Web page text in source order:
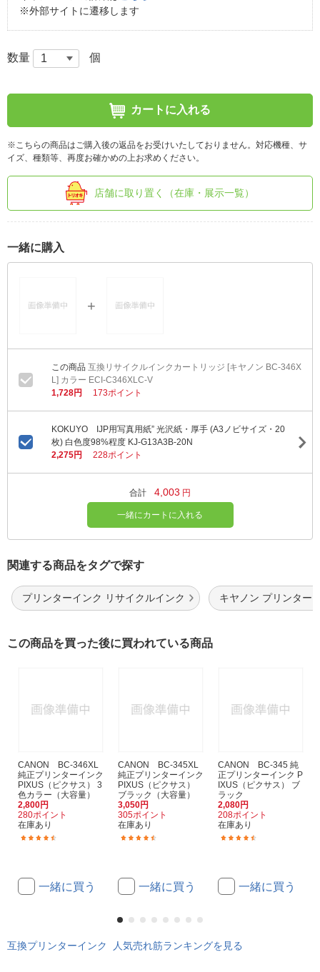
※外部サイトに遷移します
数量 個
カートに入れる
※こちらの商品はご購入後の返品をお受けいたしておりません。対応機種、サ
イズ、種類等、再度お確かめの上お求めください。
店舗に取り置く（在庫・展示一覧）
一緒に購入
互換リサイクルインクカートリッジ [キヤノン BC-346X
L] カラー ECI-C346XLC-V
1,728円
173ポイント
KOKUYO IJP用写真用紙” 光沢紙・厚手 (A3ノビサイズ・20
枚) 白色度98%程度 KJ-G13A3B-20N
2,275円
228ポイント
合計 4,003 円
一緒にカートに入れる
関連する商品をタグで探す
プリンターインク リサイクルインク キヤノン プリンター
この商品を買った後に買われている商品
CANON BC-346XL
純正プリンターインク
PIXUS（ピクサス） 3
色カラー（大容量）
2,800円
280ポイント
在庫あり
一緒に買う
CANON BC-345XL
純正プリンターインク
PIXUS（ピクサス）
ブラック（大容量）
3,050円
305ポイント
在庫あり
一緒に買う
CANON BC-345 純
正プリンターインク P
IXUS（ピクサス） ブ
ラック
2,080円
208ポイント
在庫あり
一緒に買う
互換プリンターインク 人気売れ筋ランキングを見る